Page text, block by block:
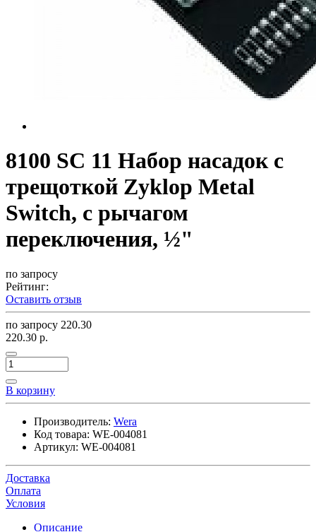
8100 SC 11 Набор насадок с
трещоткой Zyklop Metal
Switch, с рычагом
переключения, ½"
по запросу
Рейтинг:
Оставить отзыв
по запросу 220.30
220.30 р.
В корзину
Производитель: Wera
Код товара: WE-004081
Артикул: WE-004081
Доставка
Оплата
Условия
Описание